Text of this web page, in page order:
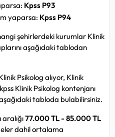
Kpss P93
yaparsa: Kpss P94
şehirlerdeki kurumlar Klinik
aşağıdaki tablodan
Psikolog alıyor, Klinik
Klinik Psikolog kontenjanı
aşağıdaki tabloda bulabilirsiniz.
77.000 TL - 85.000 TL
dahil ortalama